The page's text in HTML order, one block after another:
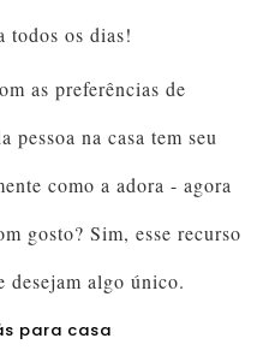
todos os dias!
as preferências de
pessoa na casa tem seu
como a adora - agora
gosto? Sim, esse recurso
desejam algo único.